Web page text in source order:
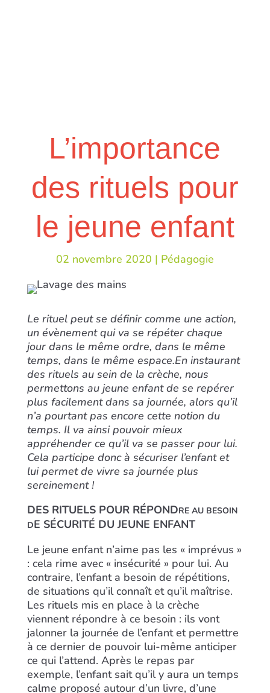
L’importance
des rituels pour
le jeune enfant
02 novembre 2020 | Pédagogie
Le rituel peut se définir comme une action,
un évènement qui va se répéter chaque
jour dans le même ordre, dans le même
temps, dans le même espace.En instaurant
des rituels au sein de la crèche, nous
permettons au jeune enfant de se repérer
plus facilement dans sa journée, alors qu’il
n’a pourtant pas encore cette notion du
temps. Il va ainsi pouvoir mieux
appréhender ce qu’il va se passer pour lui.
Cela participe donc à sécuriser l’enfant et
lui permet de vivre sa journée plus
sereinement !
DES RITUELS POUR RÉPONDRE AU BESOIN
DE SÉCURITÉ DU JEUNE ENFANT
Le jeune enfant n’aime pas les « imprévus »
: cela rime avec « insécurité » pour lui. Au
contraire, l’enfant a besoin de répétitions,
de situations qu’il connaît et qu’il maîtrise.
Les rituels mis en place à la crèche
viennent répondre à ce besoin : ils vont
jalonner la journée de l’enfant et permettre
à ce dernier de pouvoir lui-même anticiper
ce qui l’attend. Après le repas par
exemple, l’enfant sait qu’il y aura un temps
calme proposé autour d’un livre, d’une